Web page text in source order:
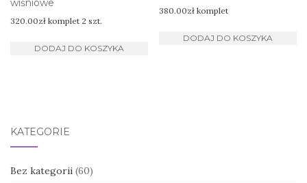
wiśniowe
320.00zł komplet 2 szt.
DODAJ DO KOSZYKA
380.00zł komplet
DODAJ DO KOSZYKA
KATEGORIE
Bez kategorii (60)